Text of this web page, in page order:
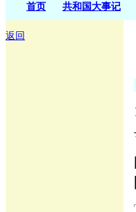
首页 共和国大事记
返回